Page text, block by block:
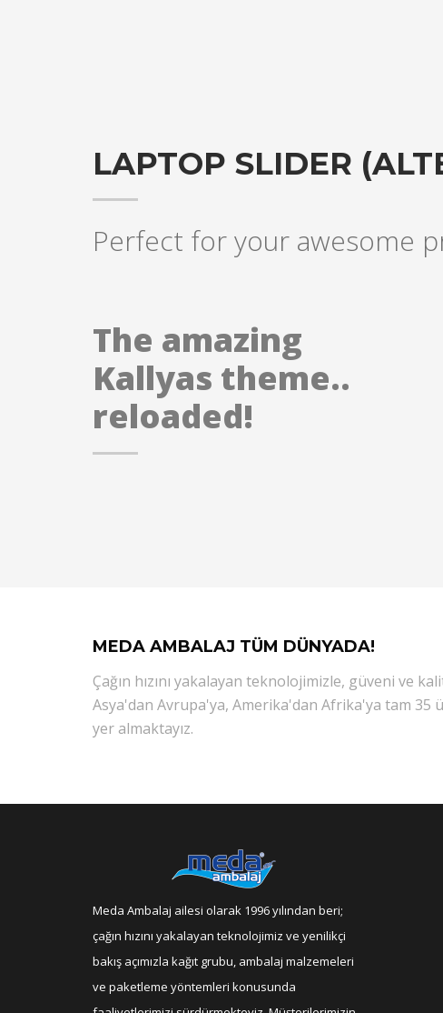
LAPTOP SLIDER
Perfect for your awesome
The amazing
Kallyas theme..
reloaded!
MEDA AMBALAJ TÜM DÜNYADA!
Çağın hızını yakalayan teknolojimizle, güveni ve
Asya'dan Avrupa'ya, Amerika'dan Afrika'ya tam 35
yer almaktayız.
Meda Ambalaj ailesi olarak 1996 yılından beri;
çağın hızını yakalayan teknolojimiz ve yenilikçi
bakış açımızla kağıt grubu, ambalaj malzemeleri
ve paketleme yöntemleri konusunda